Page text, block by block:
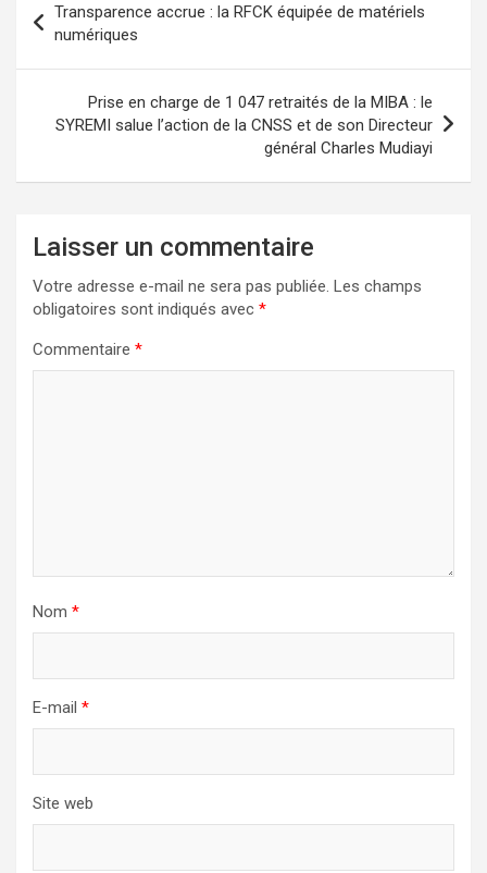
de
l’article
Transparence accrue : la RFCK équipée de matériels
numériques
Prise en charge de 1 047 retraités de la MIBA : le
SYREMI salue l’action de la CNSS et de son Directeur
général Charles Mudiayi
Laisser un commentaire
Votre adresse e-mail ne sera pas publiée. Les champs
obligatoires sont indiqués avec *
Commentaire *
Nom *
E-mail *
Site web